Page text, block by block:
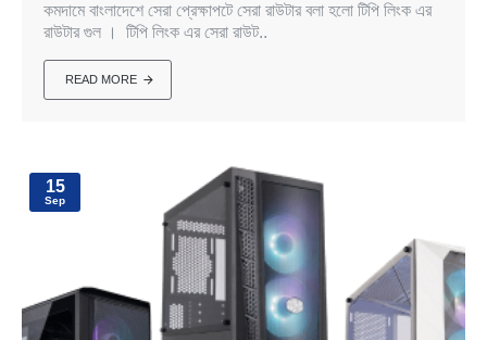
কমদামে বাংলাদেশে সেরা প্রেক্ষাপটে সেরা রাউটার বলা হলো টিপি লিংক এর
রাউটার গুল । টিপি লিংক এর সেরা রাউট..
READ MORE
15
Sep